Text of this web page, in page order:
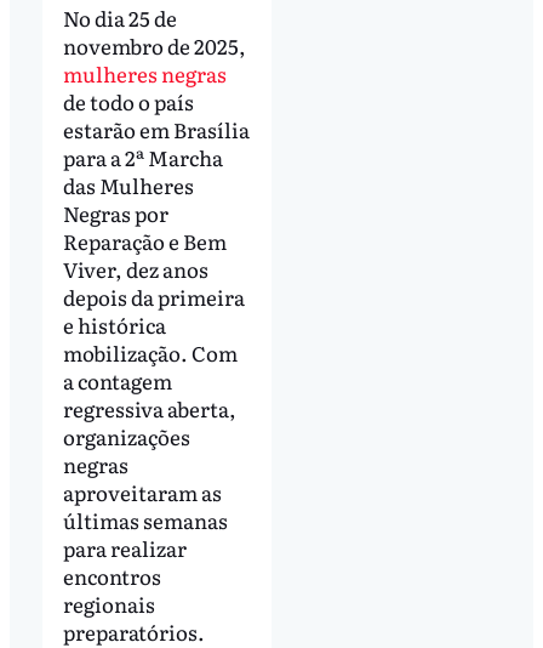
No dia 25 de
novembro de 2025,
mulheres negras
de todo o país
estarão em Brasília
para a 2ª Marcha
das Mulheres
Negras por
Reparação e Bem
Viver, dez anos
depois da primeira
e histórica
mobilização. Com
a contagem
regressiva aberta,
organizações
negras
aproveitaram as
últimas semanas
para realizar
encontros
regionais
preparatórios.